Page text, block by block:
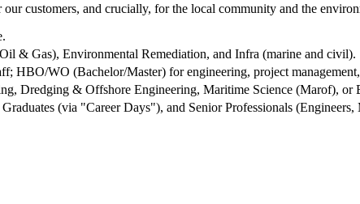
customers, and crucially, for the local community and the
& Gas), Environmental Remediation, and Infra (marine and civil).
HBO/WO (Bachelor/Master) for engineering, project
Dredging & Offshore Engineering, Maritime Science (Marof), or
(via "Career Days"), and Senior Professionals